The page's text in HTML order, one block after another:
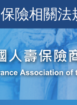
保險相關法